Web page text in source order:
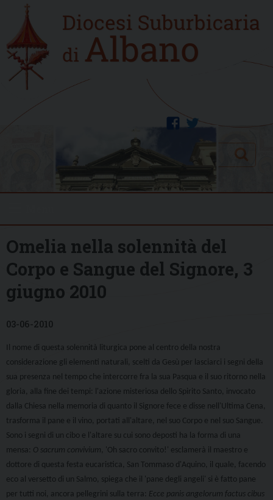
content
Home
new
twitter
facebook
Search
Omelia nella solennità del
Corpo e Sangue del Signore, 3
giugno 2010
03-06-2010
Il nome di questa solennità liturgica pone al centro della nostra
considerazione gli elementi naturali, scelti da Gesù per lasciarci i segni della
sua presenza nel tempo che intercorre fra la sua Pasqua e il suo ritorno nella
gloria, alla fine dei tempi: l'azione misteriosa dello Spirito Santo, invocato
dalla Chiesa nella memoria di quanto il Signore fece e disse nell'Ultima Cena,
trasforma il pane e il vino, portati all'altare, nel suo Corpo e nel suo Sangue.
Sono i segni di un cibo e l'altare su cui sono deposti ha la forma di una
mensa: O sacrum convivium, 'Oh sacro convito!' esclamerà il maestro e
dottore di questa festa eucaristica, San Tommaso d'Aquino, il quale, facendo
eco al versetto di un Salmo, spiega che il 'pane degli angeli' si è fatto pane
per tutti noi, ancora pellegrini sulla terra: Ecce panis angelorum factus cibus